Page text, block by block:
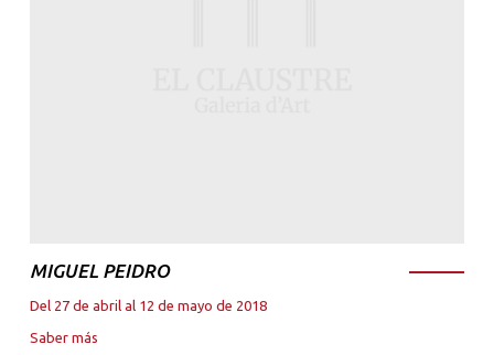
MIGUEL PEIDRO
Del 27 de abril al 12 de mayo de 2018
Saber más